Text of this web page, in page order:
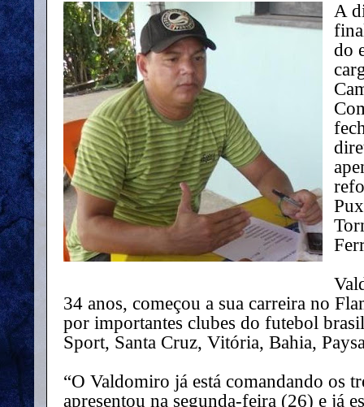
A
do
34 anos, começou a sua carreira no
por importantes clubes do futebol
Sport, Santa Cruz, Vitória, Bahia,
“O Valdomiro já está comandando os
apresentou na segunda-feira (26) e já